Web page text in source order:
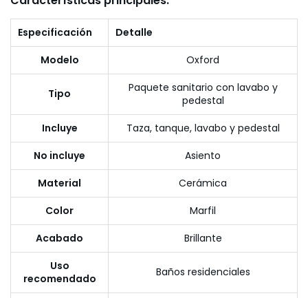
Especificación
Detalle
Modelo
Oxford
Tipo
Paquete sanitario con lavabo y
pedestal
Incluye
Taza, tanque, lavabo y pedestal
No incluye
Asiento
Material
Cerámica
Color
Marfil
Acabado
Brillante
Uso
recomendado
Baños residenciales